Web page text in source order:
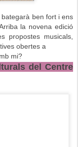
ben fort i ens
la novena edició
propostes musicals,
obertes a
mi?
del Centre